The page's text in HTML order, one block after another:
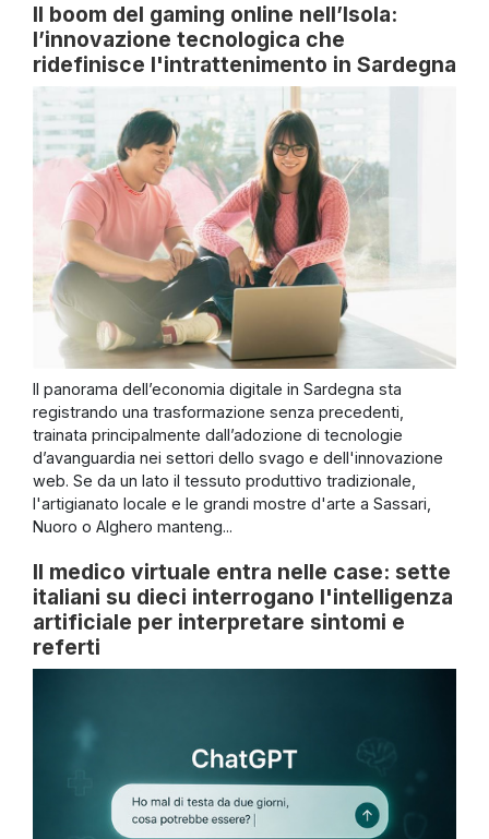
Il boom del gaming online nell’Isola:
l’innovazione tecnologica che
ridefinisce l'intrattenimento in Sardegna
Il panorama dell’economia digitale in Sardegna sta
registrando una trasformazione senza precedenti,
trainata principalmente dall’adozione di tecnologie
d’avanguardia nei settori dello svago e dell'innovazione
web. Se da un lato il tessuto produttivo tradizionale,
l'artigianato locale e le grandi mostre d'arte a Sassari,
Nuoro o Alghero manteng...
Il medico virtuale entra nelle case: sette
italiani su dieci interrogano l'intelligenza
artificiale per interpretare sintomi e
referti